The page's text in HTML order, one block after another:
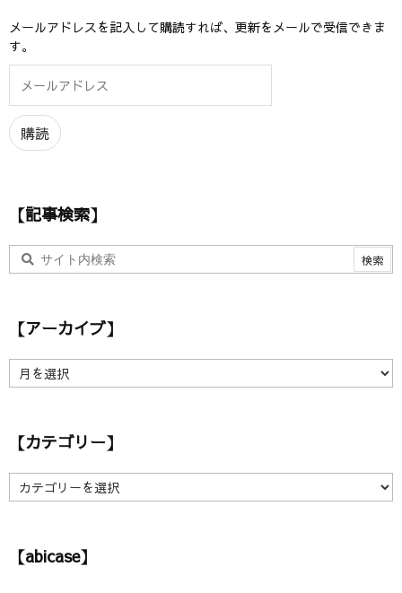
メールアドレスを記入して購読すれば、更新をメールで受信できま
す。
ル
ア
ド
購読
【記事検索】
【アーカイブ】
ア
イ
】
【カテゴリー】
【
カ
リ【abicase】